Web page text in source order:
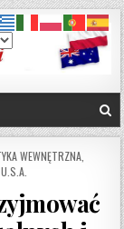
WEWNĘTRZNA,
U.S.A.